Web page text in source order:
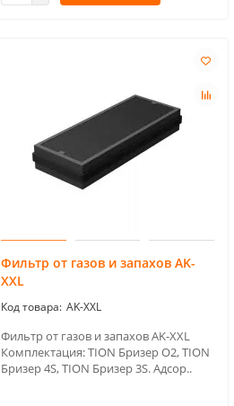
Фильтр от газов и запахов AK-
XXL
AK-XXL
Фильтр от газов и запахов AK-XXL
Комплектация: TION Бризер O2, TION
Бризер 4S, TION Бризер 3S. Адсор..